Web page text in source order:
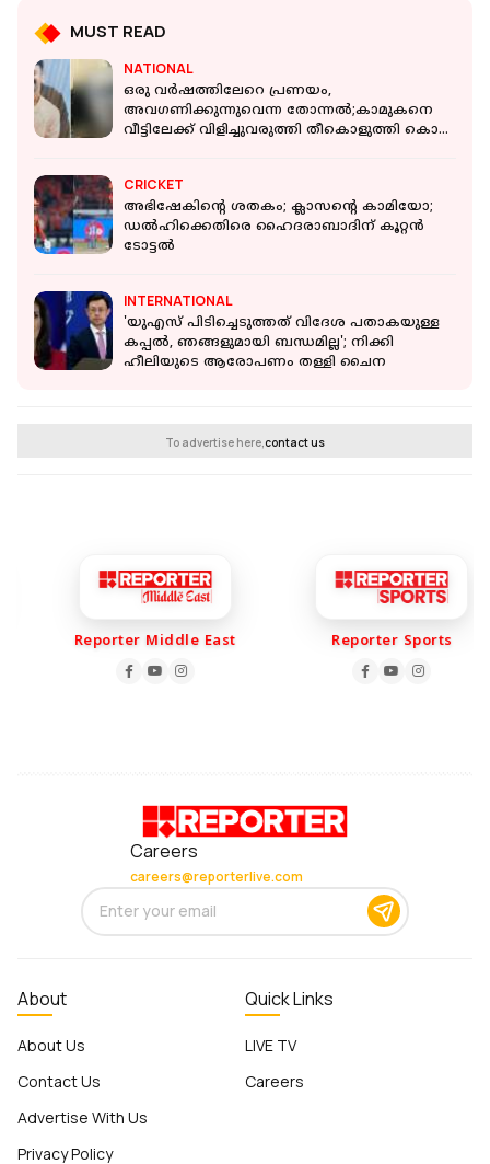
MUST READ
NATIONAL
ഒരു വർഷത്തിലേറെ പ്രണയം,
അവഗണിക്കുന്നുവെന്ന തോന്നൽ;കാമുകനെ
വീട്ടിലേക്ക് വിളിച്ചുവരുത്തി തീകൊളുത്തി കൊന്ന്
CRICKET
അഭിഷേകിന്റെ ശതകം; ക്ലാസന്റെ കാമിയോ;
ഡൽഹിക്കെതിരെ ഹൈദരാബാദിന് കൂറ്റൻ
ടോട്ടൽ
INTERNATIONAL
'യുഎസ് പിടിച്ചെടുത്തത് വിദേശ പതാകയുള്ള
കപ്പൽ, ഞങ്ങളുമായി ബന്ധമില്ല'; നിക്കി
ഹീലിയുടെ ആരോപണം തള്ളി ചൈന
To advertise here,contact us
Reporter Middle East Reporter Sports
Careers
careers@reporterlive.com
About
About Us
Contact Us
Advertise With Us
Privacy Policy
Quick Links
LIVE TV
Careers